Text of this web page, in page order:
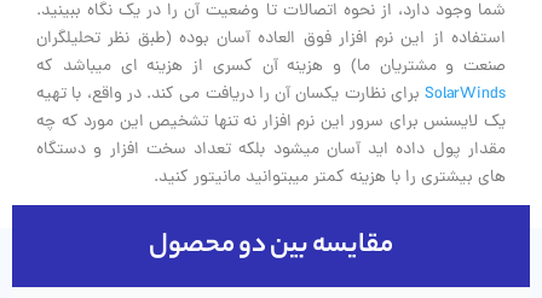
شما وجود دارد، از نحوه اتصالات تا وضعیت آن را در یک نگاه ببینید.
استفاده از این نرم افزار فوق العاده آسان بوده (طبق نظر تحلیلگران
صنعت و مشتریان ما) و هزینه آن کسری از هزینه ای میباشد که
SolarWinds برای نظارت یکسان آن را دریافت می کند. در واقع، با تهیه
یک لایسنس برای سرور این نرم افزار نه تنها تشخیص این مورد که چه
مقدار پول داده اید آسان میشود بلکه تعداد سخت افزار و دستگاه
های بیشتری را با هزینه کمتر میبتوانید مانیتور کنید.
مقایسه بین دو محصول